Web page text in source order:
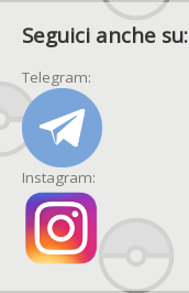
Seguici anche su:
Telegram:
Instagram: